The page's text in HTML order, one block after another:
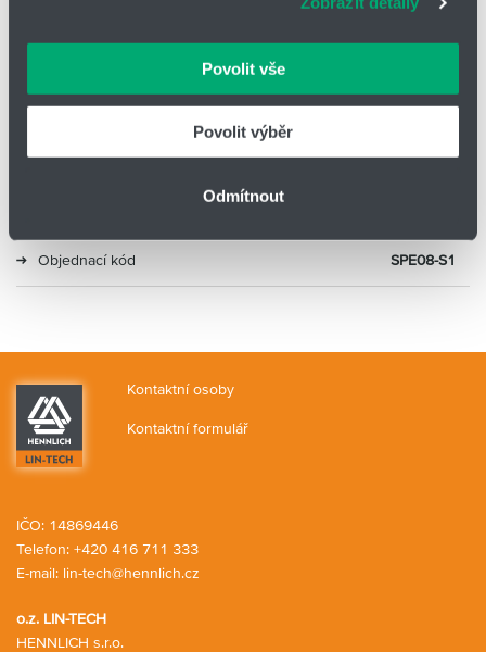
vašimi údaji zacházíme citlivě, děkujeme za projevení
Povolit vše
Povolit výběr
Odmítnout
Typ T nerezové šroubení
Průměr 8
Materiál Nerez, AISI 316
Objednací kód SPE08-S1
Kontaktní osoby
Kontaktní formulář
o.z. LIN-TECH
HENNLICH s.r.o.
IČO: 14869446
Telefon: +420 416 711 333
E-mail: lin-tech@hennlich.cz